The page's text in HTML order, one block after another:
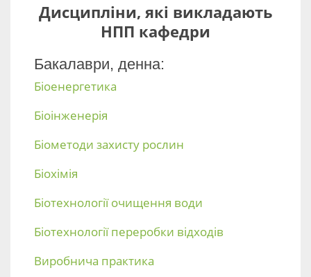
Дисципліни, які викладають
НПП кафедри
Бакалаври, денна:
Біоенергетика
Біоінженерія
Біометоди захисту рослин
Біохімія
Біотехнології очищення води
Біотехнології переробки відходів
Виробнича практика